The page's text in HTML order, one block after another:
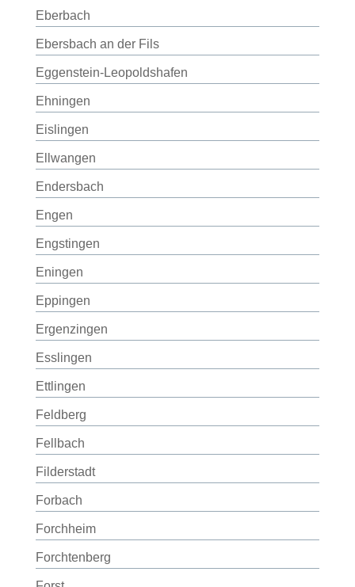
Eberbach
Ebersbach an der Fils
Eggenstein-Leopoldshafen
Ehningen
Eislingen
Ellwangen
Endersbach
Engen
Engstingen
Eningen
Eppingen
Ergenzingen
Esslingen
Ettlingen
Feldberg
Fellbach
Filderstadt
Forbach
Forchheim
Forchtenberg